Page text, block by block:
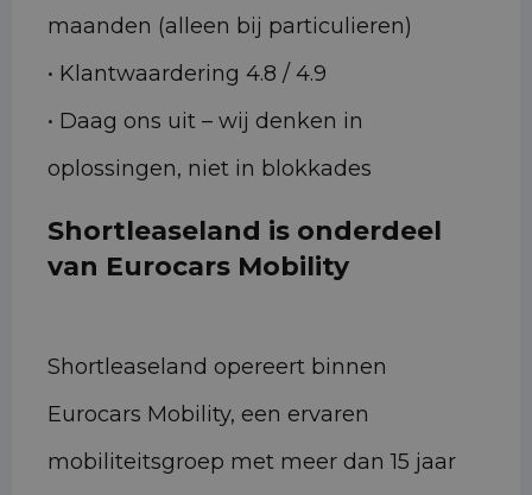
maanden (alleen bij particulieren)
• Klantwaardering 4.8 / 4.9
• Daag ons uit – wij denken in
oplossingen, niet in blokkades
Shortleaseland is onderdeel
van Eurocars Mobility
Shortleaseland opereert binnen
Eurocars Mobility, een ervaren
mobiliteitsgroep met meer dan 15 jaar